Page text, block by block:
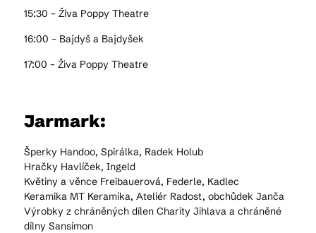
15:30 – Živa Poppy Theatre
16:00 – Bajdyš a Bajdyšek
17:00 – Živa Poppy Theatre
Jarmark:
Šperky Handoo, Spirálka, Radek Holub
Hračky Havlíček, Ingeld
Květiny a věnce Freibauerová, Federle, Kadlec
Keramika MT Keramika, Ateliér Radost, obchůdek Janča
Výrobky z chráněných dílen Charity Jihlava a chráněné
dílny Sansimon